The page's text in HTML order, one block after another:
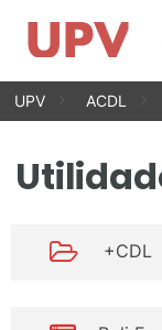
Saltar
UPV ACDL
+CDL